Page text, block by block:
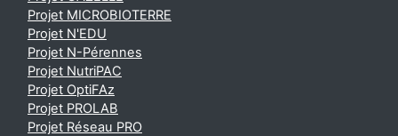
Projet MICROBIOTERRE
Projet N'EDU
Projet N-Pérennes
Projet NutriPAC
Projet OptiFAz
Projet PROLAB
Projet Réseau PRO